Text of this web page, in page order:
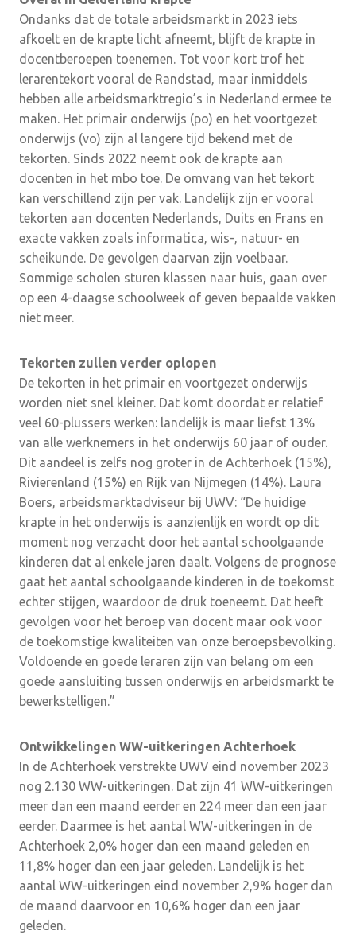
Ondanks dat de totale arbeidsmarkt in 2023 iets
afkoelt en de krapte licht afneemt, blijft de krapte in
docentberoepen toenemen. Tot voor kort trof het
lerarentekort vooral de Randstad, maar inmiddels
hebben alle arbeidsmarktregio’s in Nederland ermee te
maken. Het primair onderwijs (po) en het voortgezet
onderwijs (vo) zijn al langere tijd bekend met de
tekorten. Sinds 2022 neemt ook de krapte aan
docenten in het mbo toe. De omvang van het tekort
kan verschillend zijn per vak. Landelijk zijn er vooral
tekorten aan docenten Nederlands, Duits en Frans en
exacte vakken zoals informatica, wis-, natuur- en
scheikunde. De gevolgen daarvan zijn voelbaar.
Sommige scholen sturen klassen naar huis, gaan over
op een 4-daagse schoolweek of geven bepaalde vakken
niet meer.
Tekorten zullen verder oplopen
De tekorten in het primair en voortgezet onderwijs
worden niet snel kleiner. Dat komt doordat er relatief
veel 60-plussers werken: landelijk is maar liefst 13%
van alle werknemers in het onderwijs 60 jaar of ouder.
Dit aandeel is zelfs nog groter in de Achterhoek (15%),
Rivierenland (15%) en Rijk van Nijmegen (14%). Laura
Boers, arbeidsmarktadviseur bij UWV: “De huidige
krapte in het onderwijs is aanzienlijk en wordt op dit
moment nog verzacht door het aantal schoolgaande
kinderen dat al enkele jaren daalt. Volgens de prognose
gaat het aantal schoolgaande kinderen in de toekomst
echter stijgen, waardoor de druk toeneemt. Dat heeft
gevolgen voor het beroep van docent maar ook voor
de toekomstige kwaliteiten van onze beroepsbevolking.
Voldoende en goede leraren zijn van belang om een
goede aansluiting tussen onderwijs en arbeidsmarkt te
bewerkstelligen.”
Ontwikkelingen WW-uitkeringen Achterhoek
In de Achterhoek verstrekte UWV eind november 2023
nog 2.130 WW-uitkeringen. Dat zijn 41 WW-uitkeringen
meer dan een maand eerder en 224 meer dan een jaar
eerder. Daarmee is het aantal WW-uitkeringen in de
Achterhoek 2,0% hoger dan een maand geleden en
11,8% hoger dan een jaar geleden. Landelijk is het
aantal WW-uitkeringen eind november 2,9% hoger dan
de maand daarvoor en 10,6% hoger dan een jaar
geleden.